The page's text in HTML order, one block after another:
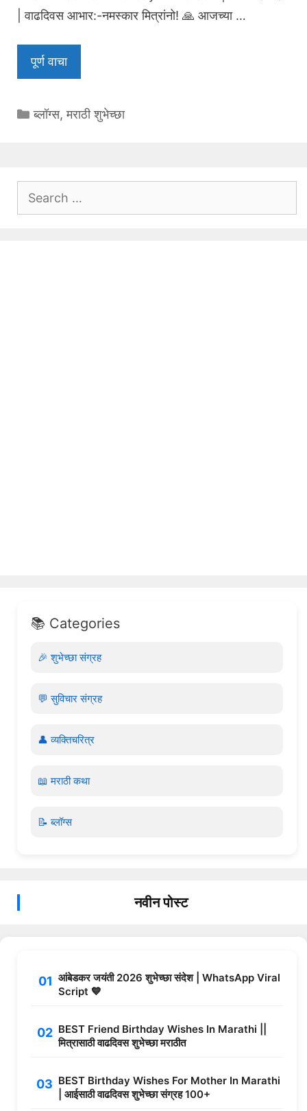
| वाढदिवस आभार:-नमस्कार मित्रांनो! 🙏 आजच्या …
पूर्ण वाचा
Categories
ब्लॉग्स,मराठी शुभेच्छा
Search
for:
📚 Categories
🎉 शुभेच्छा संग्रह
💬 सुविचार संग्रह
👤 व्यक्तिचरित्र
📖 मराठी कथा
📝 ब्लॉग्स
नवीन पोस्ट
आंबेडकर जयंती 2026 शुभेच्छा संदेश | WhatsApp Viral
Script 💙
BEST Friend Birthday Wishes In Marathi ||
मित्रासाठी वाढदिवस शुभेच्छा मराठीत
BEST Birthday Wishes For Mother In Marathi
| आईसाठी वाढदिवस शुभेच्छा संग्रह 100+